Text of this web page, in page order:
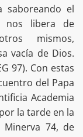
saboreando el
nos libera de
mismos,
vacía de Dios.
97). Con estas
del Papa
Academia
la tarde en la
74, de